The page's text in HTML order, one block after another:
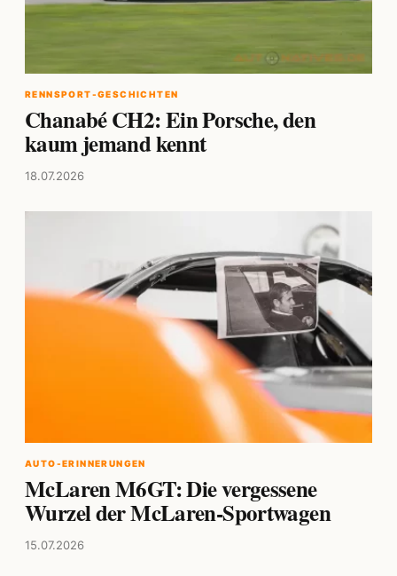
RENNSPORT-GESCHICHTEN
Chanabé CH2: Ein Porsche, den
kaum jemand kennt
18.07.2026
AUTO-ERINNERUNGEN
McLaren M6GT: Die vergessene
Wurzel der McLaren-Sportwagen
15.07.2026